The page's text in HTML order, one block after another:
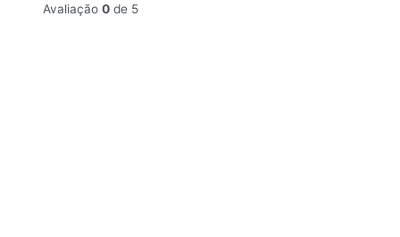
Avaliação 0 de 5